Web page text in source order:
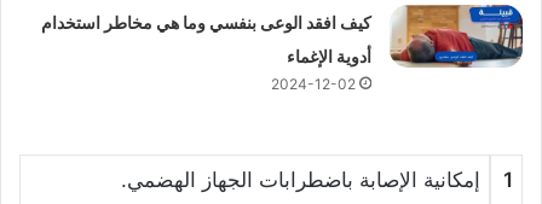
كيف افقد الوعى بنفسي وما هي مخاطر استخدام
أدوية الإغماء
2024-12-02
1 إمكانية الإصابة باضطرابات الجهاز الهضمي.